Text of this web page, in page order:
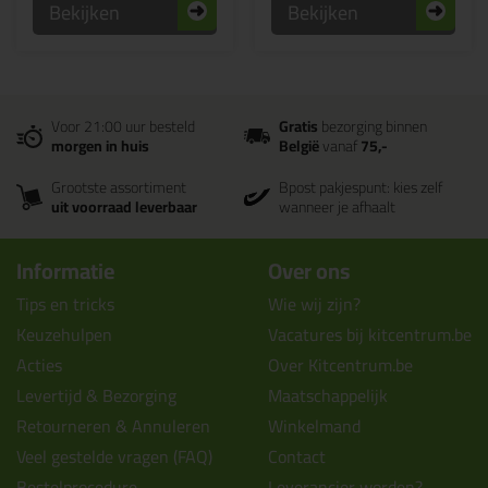
Bekijken Bekijken
Voor 21:00 uur besteld
morgen in huis
Gratisbezorging binnen
Belgiëvanaf75,-
Grootste assortiment
uit voorraad leverbaar
Bpost pakjespunt: kies zelf
wanneer je afhaalt
Informatie
Tips en tricks
Keuzehulpen
Acties
Levertijd & Bezorging
Retourneren & Annuleren
Veel gestelde vragen (FAQ)
Over ons
Wie wij zijn?
Vacatures bij kitcentrum.be
Over Kitcentrum.be
Maatschappelijk
Winkelmand
Contact